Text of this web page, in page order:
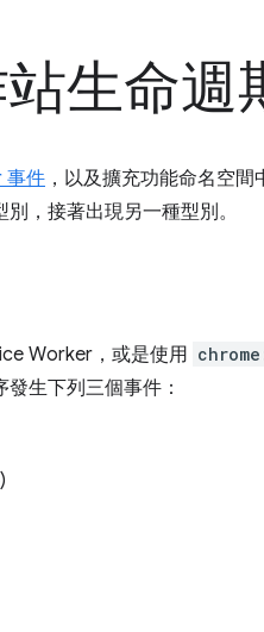
生命週
事件 ，以及擴充功能命名空
，接著出現另一種型別。
Worker，或是使用
生下列三個事件：